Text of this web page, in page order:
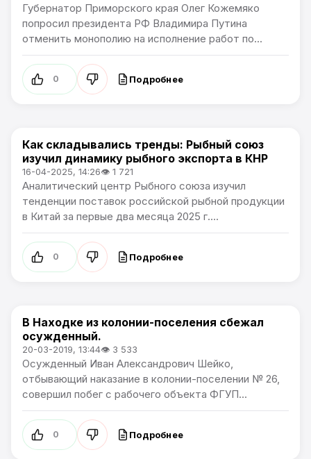
Губернатор Приморского края Олег Кожемяко
попросил президента РФ Владимира Путина
отменить монополию на исполнение работ по...
0 Подробнее
Новости Приморского края
Как складывались тренды: Рыбный союз
изучил динамику рыбного экспорта в КНР
16-04-2025, 14:26👁 1 721
Аналитический центр Рыбного союза изучил
тенденции поставок российской рыбной продукции
в Китай за первые два месяца 2025 г....
0 Подробнее
Новости Приморского края
В Находке из колонии-поселения сбежал
осужденный.
20-03-2019, 13:44👁 3 533
Осужденный Иван Александрович Шейко,
отбывающий наказание в колонии-поселении № 26,
совершил побег с рабочего объекта ФГУП...
0 Подробнее